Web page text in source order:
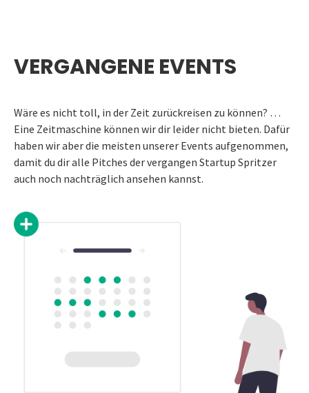
VERGANGENE EVENTS
Wäre es nicht toll, in der Zeit zurückreisen zu können? …
Eine Zeitmaschine können wir dir leider nicht bieten. Dafür
haben wir aber die meisten unserer Events aufgenommen,
damit du dir alle Pitches der vergangen Startup Spritzer
auch noch nachträglich ansehen kannst.